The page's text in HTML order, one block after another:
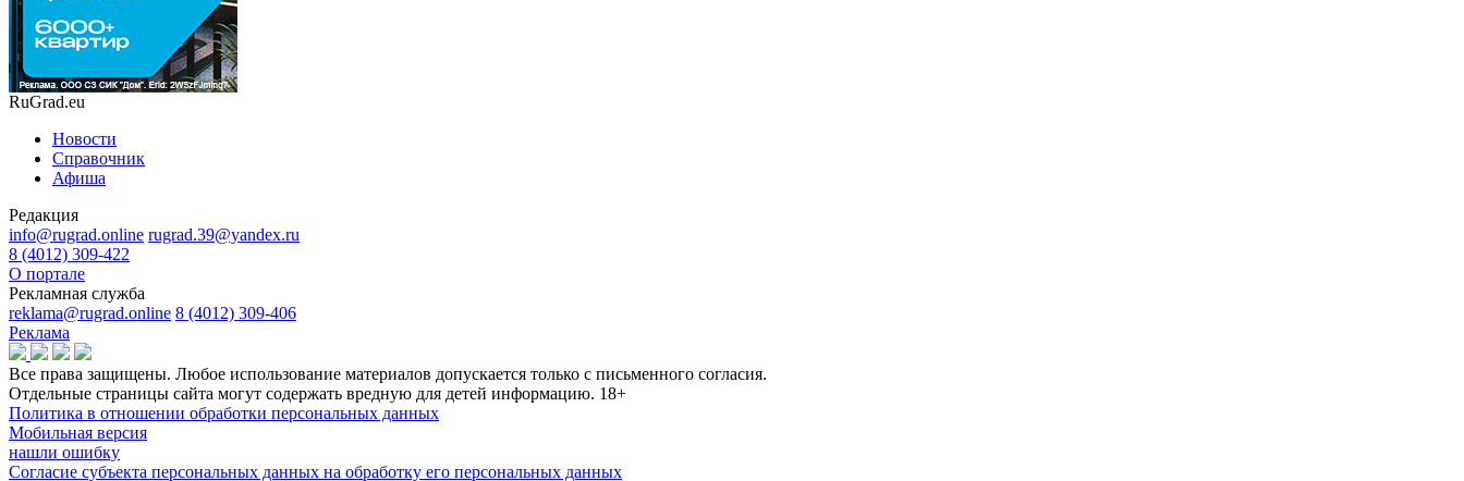
RuGrad.eu
Новости
Справочник
Афиша
Редакция
info@rugrad.online rugrad.39@yandex.ru
8 (4012) 309-422
О портале
Рекламная служба
reklama@rugrad.online 8 (4012) 309-406
Реклама
Все права защищены. Любое использование материалов допускается только с письменного согласия.
Отдельные страницы сайта могут содержать вредную для детей информацию. 18+
Политика в отношении обработки персональных данных
Мобильная версия
нашли ошибку
Согласие субъекта персональных данных на обработку его персональных данных